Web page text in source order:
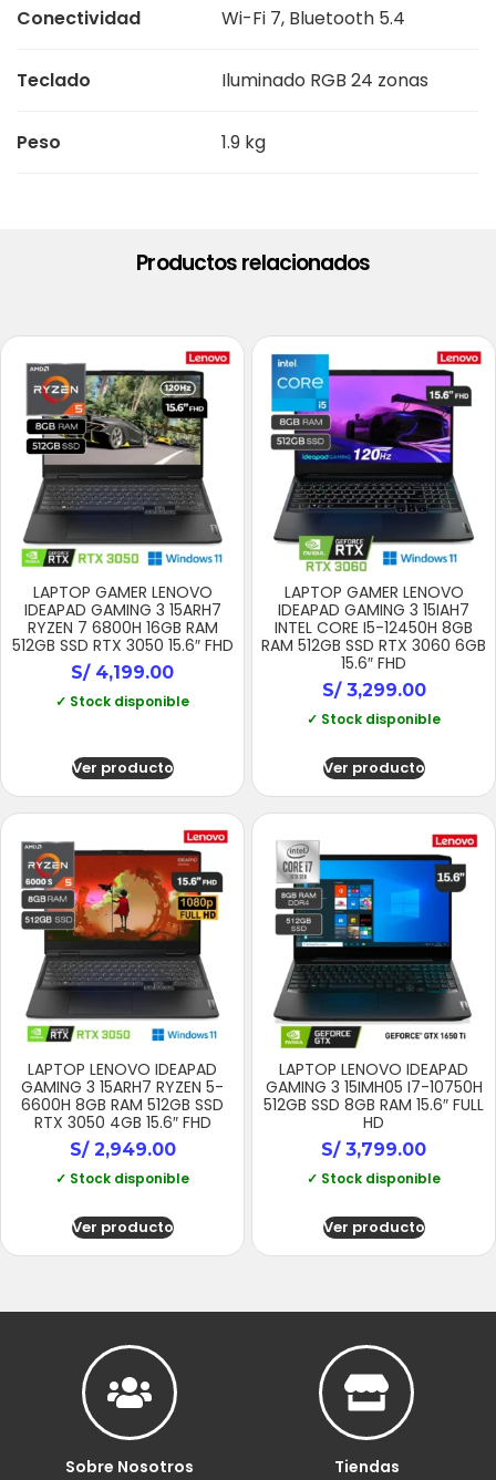
Conectividad Wi-Fi 7, Bluetooth 5.4
Teclado Iluminado RGB 24 zonas
Peso 1.9 kg
Productos relacionados
LAPTOP GAMER LENOVO
IDEAPAD GAMING 3 15ARH7
RYZEN 7 6800H 16GB RAM
512GB SSD RTX 3050 15.6″ FHD
S/4,199.00
✓ Stock disponible
Ver producto
LAPTOP GAMER LENOVO
IDEAPAD GAMING 3 15IAH7
INTEL CORE I5-12450H 8GB
RAM 512GB SSD RTX 3060 6GB
15.6″ FHD
S/3,299.00
✓ Stock disponible
Ver producto
LAPTOP LENOVO IDEAPAD
GAMING 3 15ARH7 RYZEN 5-
6600H 8GB RAM 512GB SSD
RTX 3050 4GB 15.6″ FHD
S/2,949.00
✓ Stock disponible
Ver producto
LAPTOP LENOVO IDEAPAD
GAMING 3 15IMH05 I7-10750H
512GB SSD 8GB RAM 15.6″ FULL
HD
S/3,799.00
✓ Stock disponible
Ver producto
Sobre Nosotros Tiendas